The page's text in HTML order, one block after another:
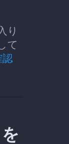
り
て
認